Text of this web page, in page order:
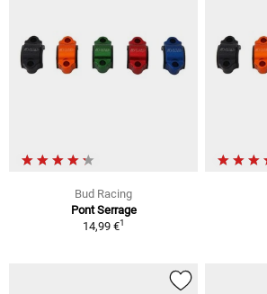
Bud Racing
Pont Serrage
14,99 €1